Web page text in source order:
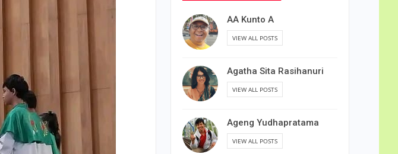
AA Kunto A
VIEW ALL POSTS
Agatha Sita Rasihanuri
VIEW ALL POSTS
Ageng Yudhapratama
VIEW ALL POSTS